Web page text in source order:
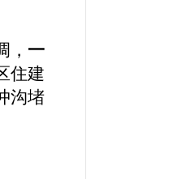
一
住建
沟堵